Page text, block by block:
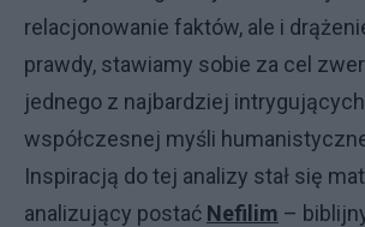
relacjonowanie faktów, ale i
prawdy, stawiamy sobie za cel
jednego z najbardziej
współczesnej myśli
Inspiracją do tej analizy stał się
analizujący postać Nefilim –